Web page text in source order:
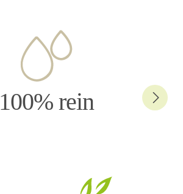
100% rein